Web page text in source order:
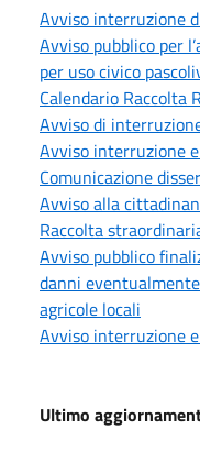
Avviso interruzione
Avviso pubblico per
per uso civico
Calendario Raccolta
Avviso di
Avviso interruzione
Comunicazione
Avviso alla
Raccolta
Avviso pubblico
danni
agricole locali
Avviso interruzione
Ultimo